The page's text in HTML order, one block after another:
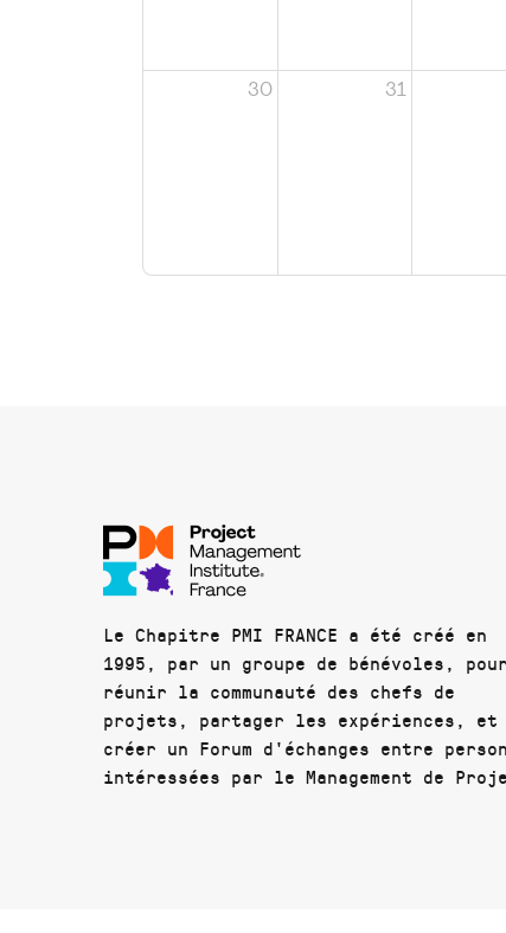
30 31
Le Chapitre PMI FRANCE a été créé en
1995, par un groupe de bénévoles, pour
réunir la communauté des chefs de
projets, partager les expériences, et
créer un Forum d'échanges entre
intéressées par le Management de